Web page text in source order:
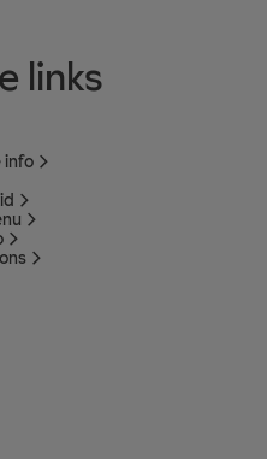
links
info